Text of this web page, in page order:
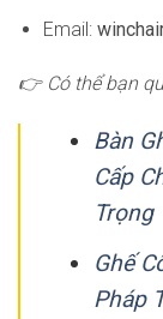
Email:
👉 Có thể bạn
Bàn
Cấp
Trọng
Ghế
Pháp